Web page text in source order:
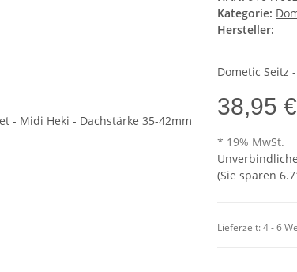
Kategorie:
Hersteller:
Dometic Seitz
38,95 €
* 19% MwSt.
(Sie sparen
Lieferzeit:4 - 6